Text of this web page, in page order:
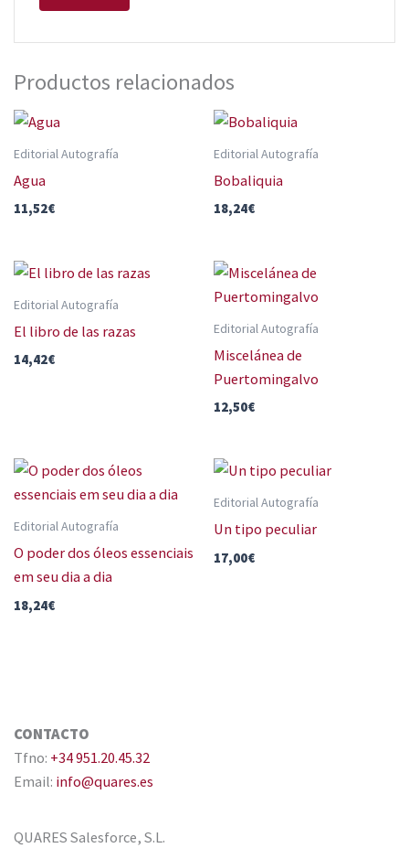
Productos relacionados
Editorial Autografía
Agua
11,52€
Editorial Autografía
Bobaliquia
18,24€
Editorial Autografía
El libro de las razas
14,42€
Editorial Autografía
Miscelánea de
Puertomingalvo
12,50€
Editorial Autografía
O poder dos óleos essenciais
em seu dia a dia
18,24€
Editorial Autografía
Un tipo peculiar
17,00€
CONTACTO
Tfno: +34 951.20.45.32
Email: info@quares.es
QUARES Salesforce, S.L.